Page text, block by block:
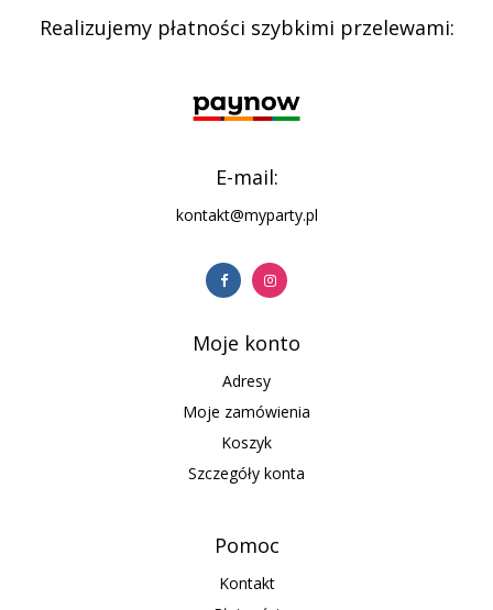
Realizujemy płatności szybkimi przelewami:
E-mail:
kontakt@myparty.pl
Moje konto
Adresy
Moje zamówienia
Koszyk
Szczegóły konta
Pomoc
Kontakt